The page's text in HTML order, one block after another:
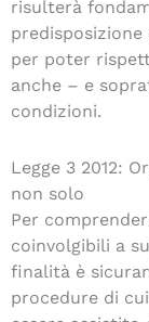
risulterà
per poter
anche – e
condizioni.
Legge 3 2012:
non solo
Per
coinvolgibili a
finalità è
procedure di